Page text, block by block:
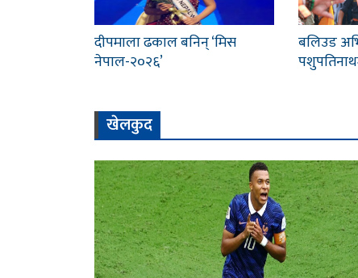
दीपमाला ढकाल बनिन् ‘मिस
नेपाल-२०२६’
बलिउड
खेलकुद